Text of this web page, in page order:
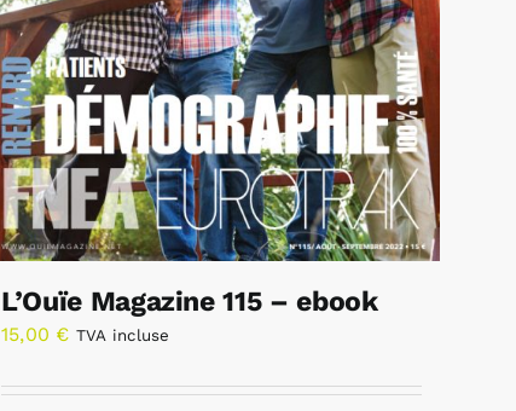
L’Ouïe Magazine 115 – ebook
15,00 € TVA incluse